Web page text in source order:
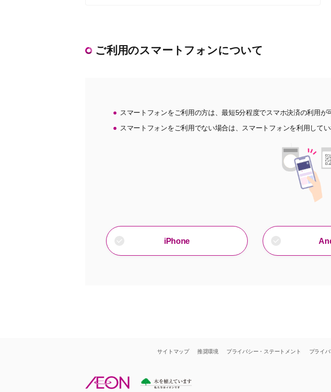
ご利用のスマートフォンについて
スマートフォンをご利用の方は、最短5分程度でスマホ決済の利用が
スマートフォンをご利用でない場合は、スマートフォンを利用してい
iPhone
サイトマップ 推奨環境 プライバシー・ステートメント プライ